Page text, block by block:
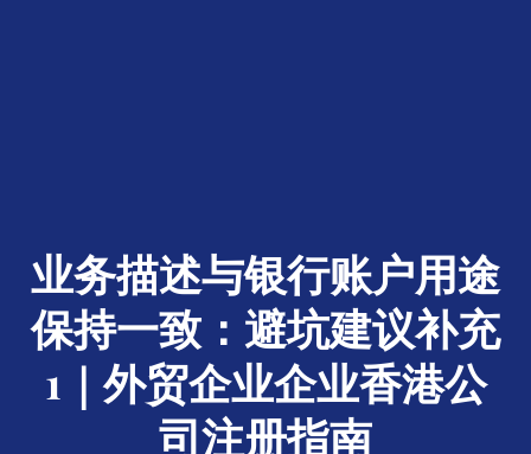
业务描述与银行账户用途
保持一致：避坑建议补充
1｜外贸企业企业香港公
司注册指南